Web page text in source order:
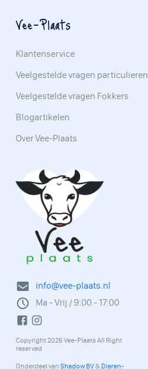
info@vee-plaats.nl
Ma - Vrij / 9:00 - 17:00
Copyright 2026 Vee-Plaats All Right
reserved
Onderdeel van Shadow BV& Dieren-
Vee-Plaats
Klantenservice
Veelgestelde vragen particulieren
Veelgestelde vragen Fokkers
Blogartikelen
Over Vee-Plaats